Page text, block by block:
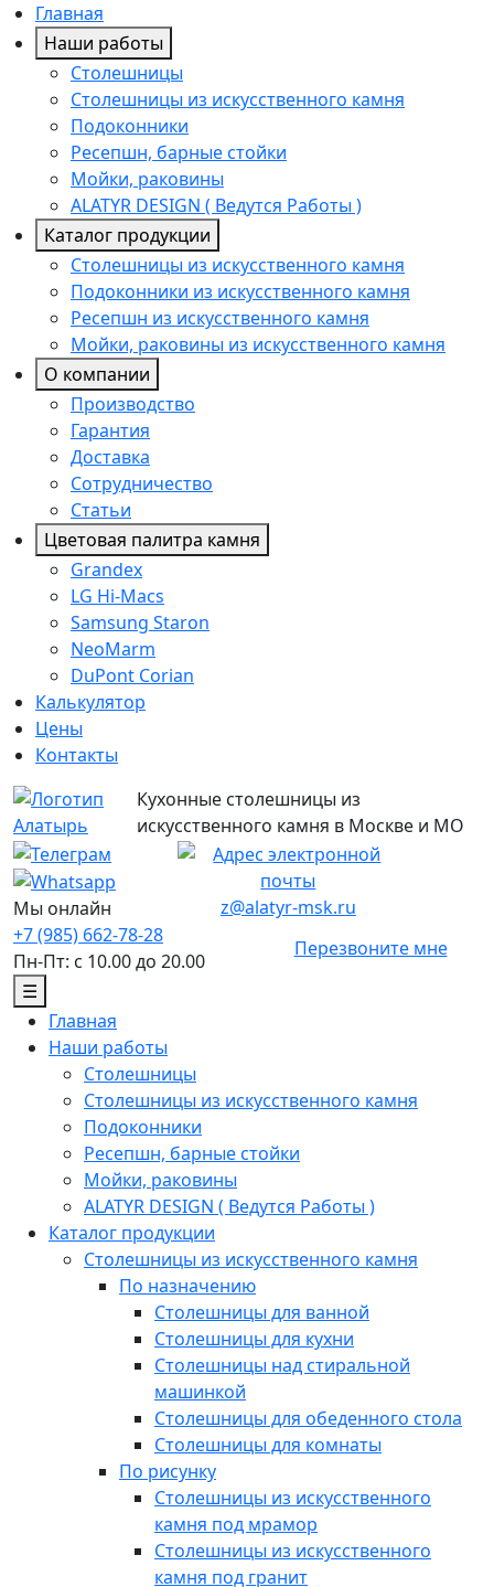
Главная
Наши работы
Столешницы
Столешницы из искусственного камня
Подоконники
Ресепшн, барные стойки
Мойки, раковины
ALATYR DESIGN ( Ведутся Работы )
Каталог продукции
Столешницы из искусственного камня
Подоконники из искусственного камня
Ресепшн из искусственного камня
Мойки, раковины из искусственного камня
О компании
Производство
Гарантия
Доставка
Сотрудничество
Статьи
Цветовая палитра камня
Grandex
LG Hi-Macs
Samsung Staron
NeoMarm
DuPont Corian
Калькулятор
Цены
Контакты
Кухонные столешницы из
искусственного камня в Москве и МО
Мы онлайн
z@alatyr-msk.ru
+7 (985) 662-78-28
Пн-Пт: с 10.00 до 20.00
Перезвоните мне
☰
Главная
Наши работы
Столешницы
Столешницы из искусственного камня
Подоконники
Ресепшн, барные стойки
Мойки, раковины
ALATYR DESIGN ( Ведутся Работы )
Каталог продукции
Столешницы из искусственного камня
По назначению
Столешницы для ванной
Столешницы для кухни
Столешницы над стиральной
машинкой
Столешницы для обеденного стола
Столешницы для комнаты
По рисунку
Столешницы из искусственного
камня под мрамор
Столешницы из искусственного
камня под гранит